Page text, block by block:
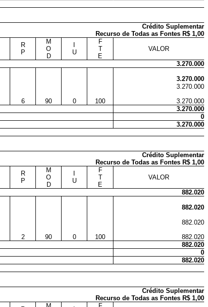
Crédito Suplementar
Recurso de Todas as Fontes R$ 1,00
R
P
M
O
D
U
F
T
E
VALOR
3.270.000
3.270.000
3.270.000
6 90 0 100
3.270.000
3.270.000
0
3.270.000
Crédito Suplementar
Recurso de Todas as Fontes R$ 1,00
R
P
M
O
D
U
F
T
E
VALOR
882.020
882.020
882.020
2 90 0 100
882.020
882.020
0
882.020
Crédito Suplementar
Recurso de Todas as Fontes R$ 1,00